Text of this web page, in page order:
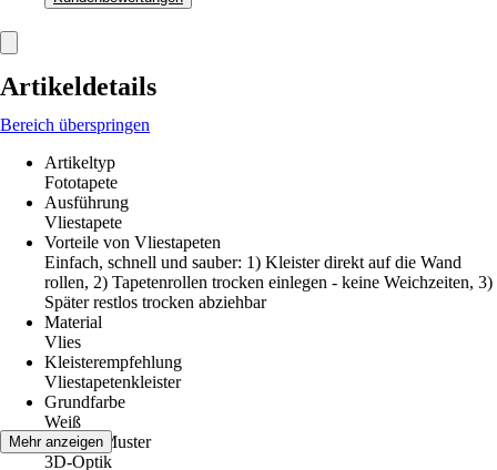
Artikeldetails
Bereich überspringen
Artikeltyp
Fototapete
Ausführung
Vliestapete
Vorteile von Vliestapeten
Einfach, schnell und sauber: 1) Kleister direkt auf die Wand
rollen, 2) Tapetenrollen trocken einlegen - keine Weichzeiten, 3)
Später restlos trocken abziehbar
Material
Vlies
Kleisterempfehlung
Vliestapetenkleister
Grundfarbe
Weiß
Dekor / Muster
3D-Optik
Mehr anzeigen